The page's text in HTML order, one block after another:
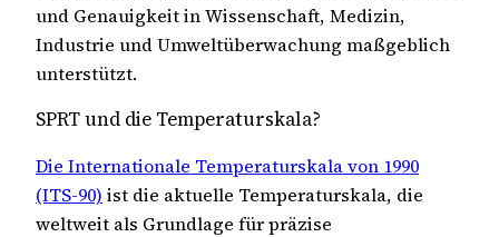
und Genauigkeit in Wissenschaft, Medizin,
Industrie und Umweltüberwachung maßgeblich
unterstützt.
SPRT und die Temperaturskala?
Die Internationale Temperaturskala von 1990
(ITS-90) ist die aktuelle Temperaturskala, die
weltweit als Grundlage für präzise